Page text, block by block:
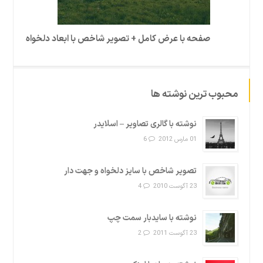
صفحه با عرض کامل + تصویر شاخص با ابعاد دلخواه
محبوب ترین نوشته ها
نوشته با گالری تصاویر – اسلایدر
01 مارس 2012 6
تصویر شاخص با سایز دلخواه و جهت دار
23 آگوست 2010 4
نوشته با سایدبار سمت چپ
23 آگوست 2011 2